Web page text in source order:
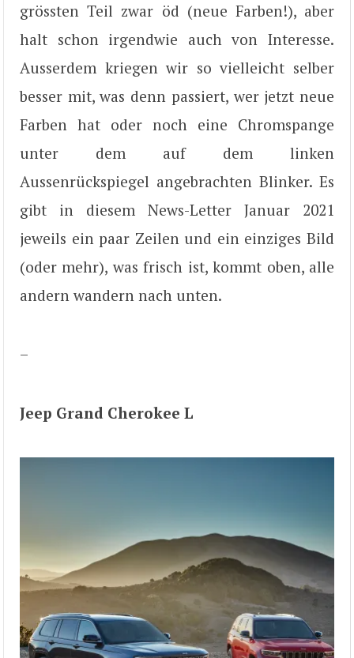
grössten Teil zwar öd (neue Farben!), aber
halt schon irgendwie auch von Interesse.
Ausserdem kriegen wir so vielleicht selber
besser mit, was denn passiert, wer jetzt neue
Farben hat oder noch eine Chromspange
unter dem auf dem linken
Aussenrückspiegel angebrachten Blinker. Es
gibt in diesem News-Letter Januar 2021
jeweils ein paar Zeilen und ein einziges Bild
(oder mehr), was frisch ist, kommt oben, alle
andern wandern nach unten.
–
Jeep Grand Cherokee L